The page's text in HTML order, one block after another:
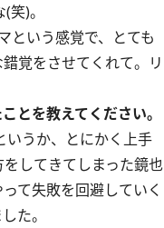
)。
という感覚で、とても
覚をさせてくれて。リ
とを教えてください。
うか、とにかく上手
してきてしまった鏡也
て失敗を回避していく
た。